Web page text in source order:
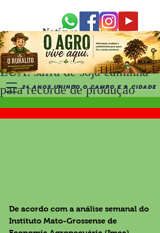
24 ANOS UNINDO O CAMPO E A CIDADE
Notícias Recentes
EUA: safra de soja caminha
para recorde de produção
De acordo com a análise semanal do
Instituto Mato-Grossense de